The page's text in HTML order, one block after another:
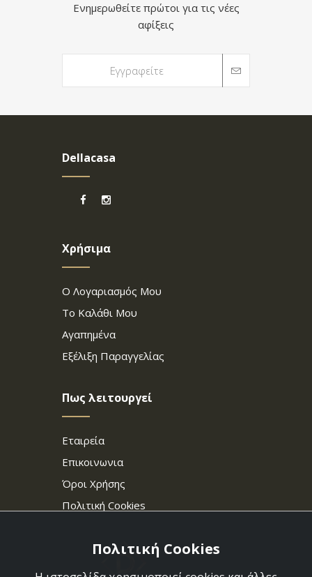
Ενημερωθείτε πρώτοι για τις νέες
αφίξεις
Dellacasa
Χρήσιμα
Ο Λογαριασμός Μου
Το Καλάθι Μου
Αγαπημένα
Εξέλιξη Παραγγελίας
Πως λειτουργεί
Εταιρεία
Επικοινωνια
Όροι Χρήσης
Πολιτική Cookies
Πολιτική Cookies